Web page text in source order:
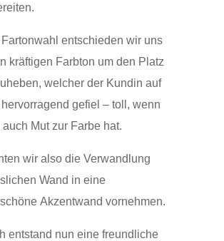
Fartonwahl entschieden wir uns
kräftigen Farbton um den Platz
welcher der Kundin auf
gefiel – toll, wenn
Mut zur Farbe hat.
wir also die Verwandlung
Wand in eine
Akzentwand vornehmen.
entstand nun eine freundliche